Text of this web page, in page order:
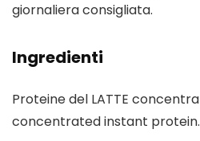
giornaliera consigliata.
Ingredienti
Proteine del LATTE
concentrated instant protein.